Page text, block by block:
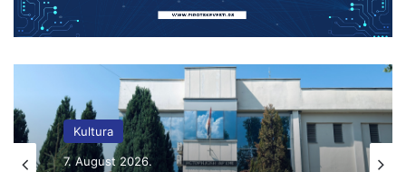
Kultura
7. August 2026.